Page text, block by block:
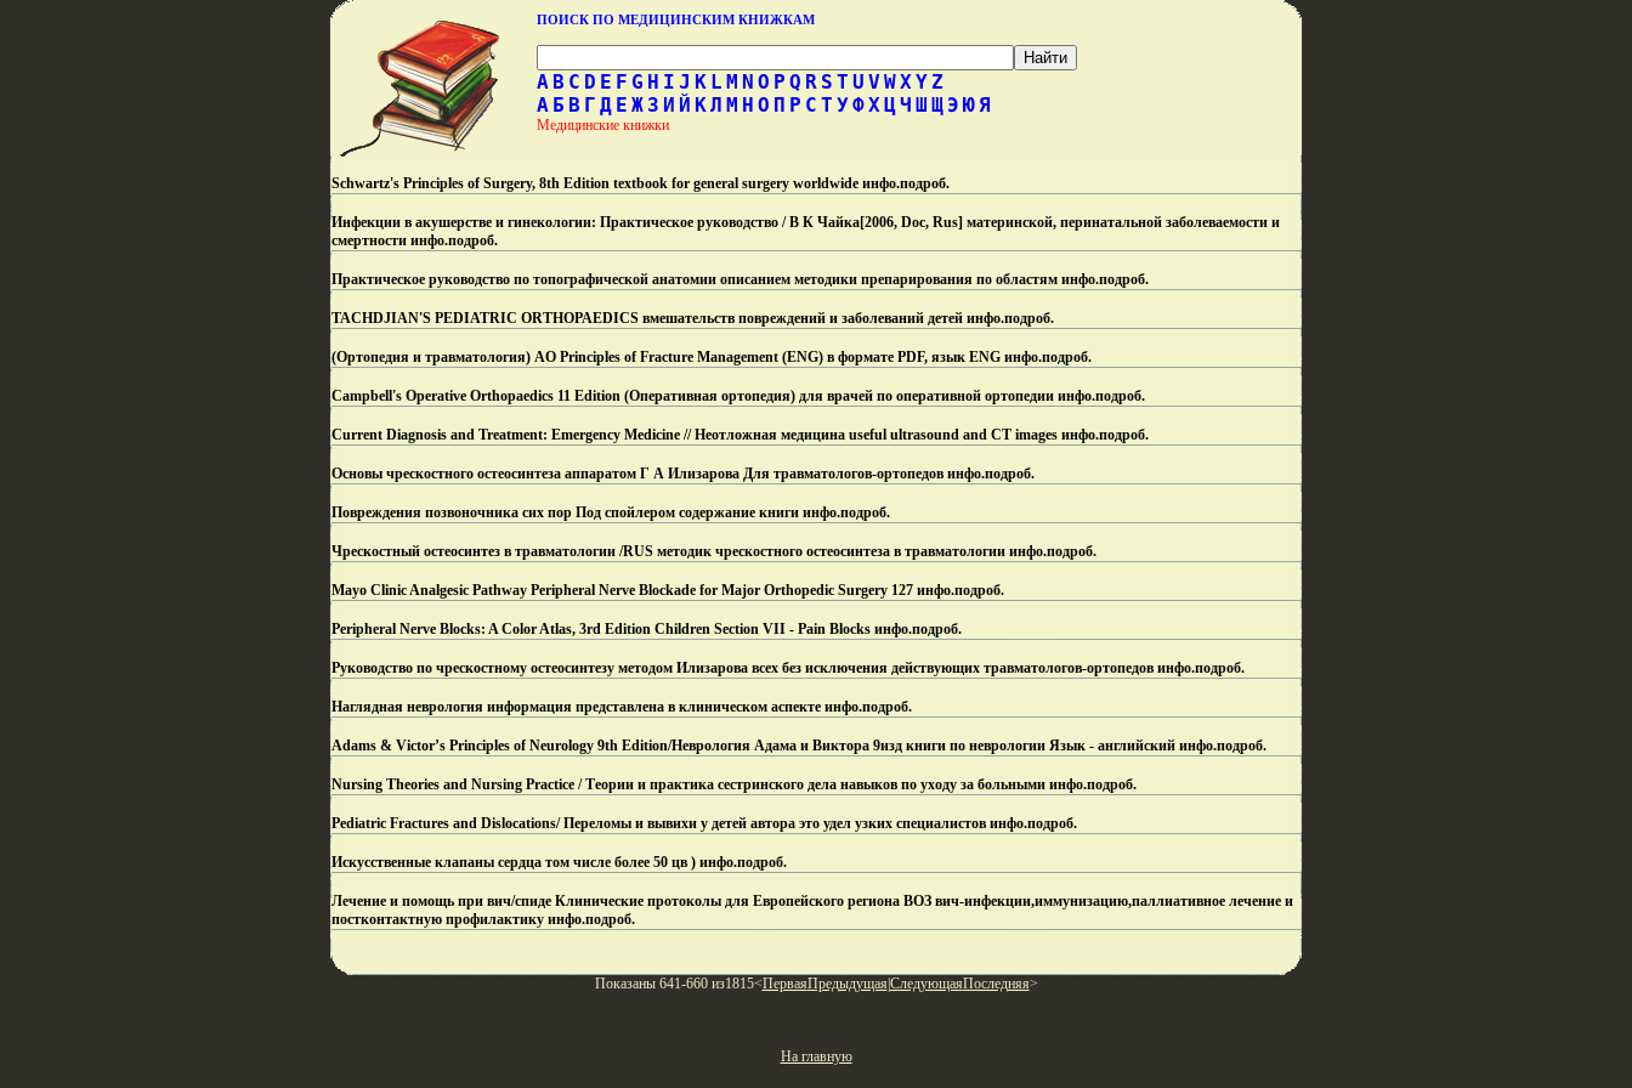
ПОИСК ПО МЕДИЦИНСКИМ КНИЖКАМ
A B C D E F G H I J K L M N O P Q R S T U V WXY Z
А Б В Г Д Е Ж З И Й КЛ М Н О П Р С Т УФХЦЧ Ш Щ Э ЮЯ
Медицинские книжки
Schwartz's Principles of Surgery, 8th Edition textbook for general surgery worldwide инфо.подроб.
Инфекции в акушерстве и гинекологии: Практическое руководство / В К Чайка[2006, Doc, Rus] материнской, перинатальной заболеваемости и
смертности инфо.подроб.
Практическое руководство по топографической анатомии описанием методики препарирования по областям инфо.подроб.
TACHDJIAN'S PEDIATRIC ORTHOPAEDICS вмешательств повреждений и заболеваний детей инфо.подроб.
(Ортопедия и травматология) AO Principles of Fracture Management (ENG) в формате PDF, язык ENG инфо.подроб.
Campbell's Operative Orthopaedics 11 Edition (Оперативная ортопедия) для врачей по оперативной ортопедии инфо.подроб.
Current Diagnosis and Treatment: Emergency Medicine // Неотложная медицина useful ultrasound and CT images инфо.подроб.
Основы чрескостного остеосинтеза аппаратом Г А Илизарова Для травматологов-ортопедов инфо.подроб.
Повреждения позвоночника сих пор Под спойлером содержание книги инфо.подроб.
Чрескостный остеосинтез в травматологии /RUS методик чрескостного остеосинтеза в травматологии инфо.подроб.
Mayo Clinic Analgesic Pathway Peripheral Nerve Blockade for Major Orthopedic Surgery 127 инфо.подроб.
Peripheral Nerve Blocks: A Color Atlas, 3rd Edition Children Section VII - Pain Blocks инфо.подроб.
Руководство по чрескостному остеосинтезу методом Илизарова всех без исключения действующих травматологов-ортопедов инфо.подроб.
Наглядная неврология информация представлена в клиническом аспекте инфо.подроб.
Adams & Victor’s Principles of Neurology 9th Edition/Неврология Адама и Виктора 9изд книги по неврологии Язык - английский инфо.подроб.
Nursing Theories and Nursing Practice / Теории и практика сестринского дела навыков по уходу за больными инфо.подроб.
Pediatric Fractures and Dislocations/ Переломы и вывихи у детей автора это удел узких специалистов инфо.подроб.
Искусственные клапаны сердца том числе более 50 цв ) инфо.подроб.
Лечение и помощь при вич/спиде Клинические протоколы для Европейского региона ВОЗ вич-инфекции,иммунизацию,паллиативное лечение и
постконтактную профилактику инфо.подроб.
Показаны 641-660 из1815<ПерваяПредыдущая СледующаяПоследняя>
На главную